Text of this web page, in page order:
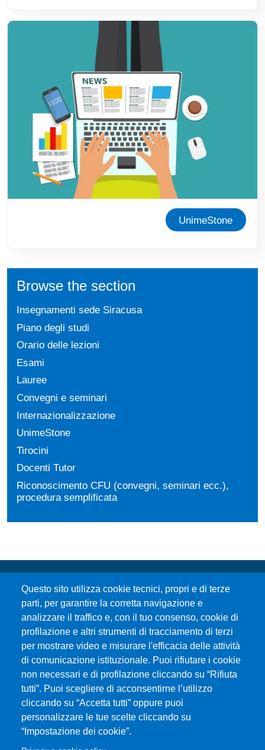
Immagine
UnimeStone
Browse the section
Insegnamenti sede Siracusa
Piano degli studi
Orario delle lezioni
Esami
Lauree
Convegni e seminari
Internazionalizzazione
UnimeStone
Tirocini
Docenti Tutor
Riconoscimento CFU (convegni, seminari ecc.),
procedura semplificata
Questo sito utilizza cookie tecnici, propri e di terze
parti, per garantire la corretta navigazione e
analizzare il traffico e, con il tuo consenso, cookie di
profilazione e altri strumenti di tracciamento di terzi
per mostrare video e misurare l'efficacia delle attività
di comunicazione istituzionale. Puoi rifiutare i cookie
non necessari e di profilazione cliccando su “Rifiuta
tutti”. Puoi scegliere di acconsentirne l’utilizzo
cliccando su “Accetta tutti” oppure puoi
personalizzare le tue scelte cliccando su
“Impostazione dei cookie”.
Università degli Studi di Messina
Piazza Pugliatti, 1 - 98122 Messina
Cod. Fiscale 80004070837
P.IVA 00724160833
Centralino: 090 676 1
MENÙ SOCIAL